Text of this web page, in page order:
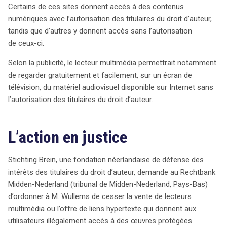
L’avocat général a soutenu que Wullems, en offrant des
hyperliens vers des œuvres protégées, aidait les
utilisateurs à éviter de rémunérer les titulaires de droits,
ce qui constitue une exploitation des œuvres non
autorisée. Le tribunal a alors soumis la question à la
Cour de justice européenne, qui a confirmé que la vente
du lecteur multimédia constituait effectivement une «
communication au public ». La Cour a également statué
exemption de droit, soulignant que ces actes étaient
susceptibles de nuire à l’exploitation normale des
œuvres et de porter préjudice aux intérêts des titulaires
de droits. Ainsi, le filmspeler est perçu comme un outil
facilitant l’accès à des contenus illicites, érodant les
bases de l’économie créative.
Certains de ces sites donnent accès à des contenus
numériques avec l’autorisation des titulaires du droit d’auteur,
tandis que d’autres y donnent accès sans l’autorisation
de ceux-ci.
Selon la publicité, le lecteur multimédia permettrait notamment
de regarder gratuitement et facilement, sur un écran de
télévision, du matériel audiovisuel disponible sur Internet sans
l’autorisation des titulaires du droit d’auteur.
L’action en justice
Stichting Brein, une fondation néerlandaise de défense des
intérêts des titulaires du droit d’auteur, demande au Rechtbank
Midden-Nederland (tribunal de Midden-Nederland, Pays-Bas)
d’ordonner à M. Wullems de cesser la vente de lecteurs
multimédia ou l’offre de liens hypertexte qui donnent aux
utilisateurs illégalement accès à des œuvres protégées.